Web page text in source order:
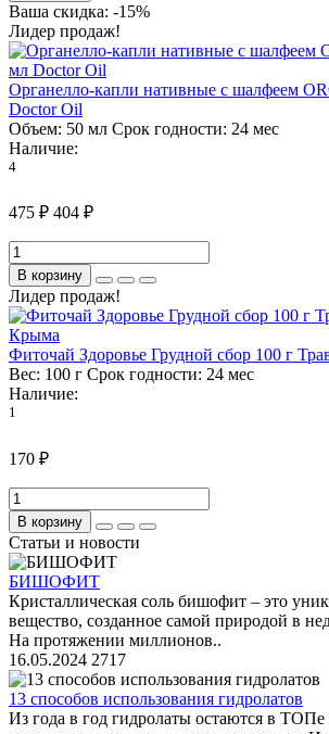
Ваша скидка: -15%
Лидер продаж!
Органелло-капли нативные с шалфеем
Doctor Oil
Объем: 50 мл Срок годности: 24 мес
Наличие:
4
475 ₽ 404 ₽
В корзину
Лидер продаж!
Фиточай Здоровье Грудной сбор 100 г
Вес: 100 г Срок годности: 24 мес
Наличие:
1
170 ₽
В корзину
Статьи и новости
БИШОФИТ
Кристаллическая соль бишофит – это
вещество, созданное самой природой в
На протяжении миллионов..
16.05.2024 2717
13 способов использования гидролатов
Из года в год гидролаты остаются в